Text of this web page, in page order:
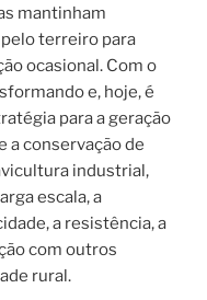
mantinham
terreiro para
ocasional. Com o
e, hoje, é
para a geração
a conservação de
industrial,
escala, a
a resistência, a
com outros
rural.